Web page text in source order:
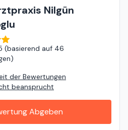
Nilgün
(basierend auf 46
)
der Bewertungen
beansprucht
Abgeben